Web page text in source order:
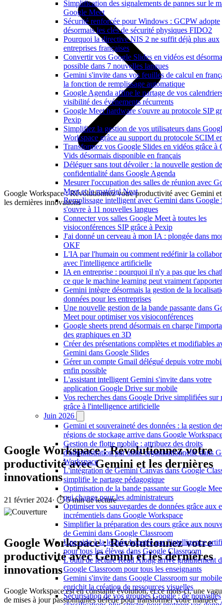
Simplification des signalements de pannes sur le
Google Meet
Sécurité renforcée pour Windows : GCPW adopte
désormais les clés de sécurité physiques FIDO2
Pourquoi la directive NIS 2 ne suffit déjà plus aux
entreprises françaises
Convertir vos Google Slides en vidéos est
possible dans 7 nouvelles langues
Gemini s'invite dans vos feuilles de calcul en
la fonction de remplissage automatique
Google Agenda affine le partage de vos
visibilité des événements récurrents
Google Meet hardware s'ouvre au protocole SIP
Pexip
Simplifiez la gestion de vos utilisateurs dans
Workspace grâce au support du protocole SCIM
Transformez vos Google Slides en vidéos grâce à
Vids désormais disponible en français
Déléguer sans tout dévoiler : la nouvelle gestion
confidentialité dans Google Agenda
Mesurer l'occupation des salles de réunion avec
Meet et le matériel Neat
Remplissage intelligent avec Gemini dans Google
s'ouvre à 11 nouvelles langues
Connecter vos salles Google Meet à toutes les
visioconférences SIP grâce à Pexip
J'ai donné un cerveau à mon IA : plongée dans
OKF
L'IA par l'humain ou comment redéfinir la
avec l'intelligence artificielle
IA en entreprise : pourquoi il n'y a pas que les
ce que le machine learning peut vraiment
Gemini intègre désormais la gestion de la
données pour les entreprises
Une nouvelle gestion de la bande passante dans
Meet pour optimiser vos visioconférences
Google sheets prend désormais en charge
des graphiques en 3D
Créer des présentations complètes et modifiables
Gemini dans Google Slides
Gérer un compte Gmail délégué depuis votre
enfin possible
L'assistant intelligent Gemini s'invite dans votre
application Google Drive sur mobile
Vos recherches dans Google Drive simplifiées sur
grâce à l'intelligence artificielle
Juin 2026
Gemini et souveraineté des données : la gestion
régions de stockage arrive dans Google
Gestion de flotte mobile : attribuez des droits
d'administration par unité organisationnelle dans
Workspace
L'intégration de Gemini Canvas dans Google
simplifie le partage pédagogique
Optimisation de la bande passante sur Google
qui change pour les administrateurs
Optimiser vos sauvegardes de données grâce aux
incrémentiels dans Google Workspace
Simplifier la préparation des cours grâce aux
de Gemini dans Google Classroom
Une aide à la lecture boostée par l'intelligence
pour tous les élèves dans Google Classroom
L'outil de lecture Read Along arrive gratuitement
Google Classroom pour tous les enseignants
Gemini s'invite dans Google Classroom sur
enrichit la création de ressources visuelles
Sécurisation de vos groupes Google : de nouvelles
Google Workspace : Révolutionnez votre productivité avec Gemini et
les dernières innovations
Google Workspace : Révolutionnez votre
productivité avec Gemini et les dernières
innovations
21 février 2024· ⏱️ 5 min de lecture
Google Workspace : Révolutionnez votre
productivité avec Gemini et les dernières
innovations
Google Workspace est en constante évolution, et ce mois-ci, une
de mises à jour passionnantes déferle pour transformer votre manière